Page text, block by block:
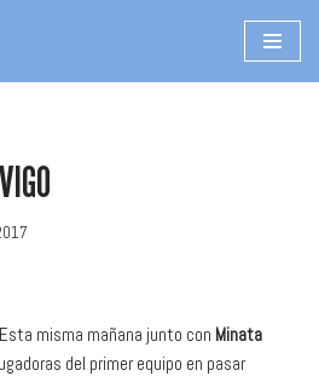
misma mañana junto con Minata
del primer equipo en pasar